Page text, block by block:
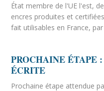
État membre de l'UE l'est,
encres produites et
fait utilisables en France,
PROCHAINE ÉTAPE
ÉCRITE
Prochaine étape attendue